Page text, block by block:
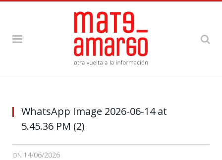
WhatsApp Image 2026-06-14 at
5.45.36 PM (2)
ON 14/06/2026